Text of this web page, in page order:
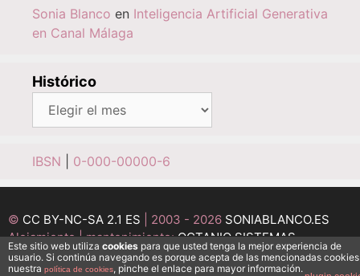
Sonia Blanco en Inteligencia Artificial Generativa
en Canal Málaga
Histórico
Histórico
IBSN 0-000-00000-6
© CC BY-NC-SA 2.1 ES | 2003 - 2026 SONIABLANCO.ES
Alojamiento | mantenimiento:OCTANIO SISTEMAS
INFORMÁTICOS
Desarrollo:MEDI@ESFERA
Este sitio web utiliza cookies para que usted tenga la mejor experiencia de
usuario. Si continúa navegando es porque acepta de las mencionadas
nuestra política de cookies, pinche el enlace para mayor información.